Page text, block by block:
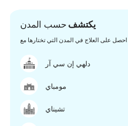
يكتشف حسب المدن
دلهي إن سي آر
مومباي
تشيناي